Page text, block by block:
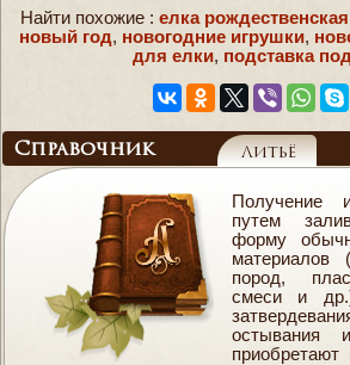
Найти похожие : елка рождественская
новый год, новогодние игрушки,
для елки, подставка
Справочник Литьё
Получение
путем
форму
материалов
пород,
смеси и
остывания